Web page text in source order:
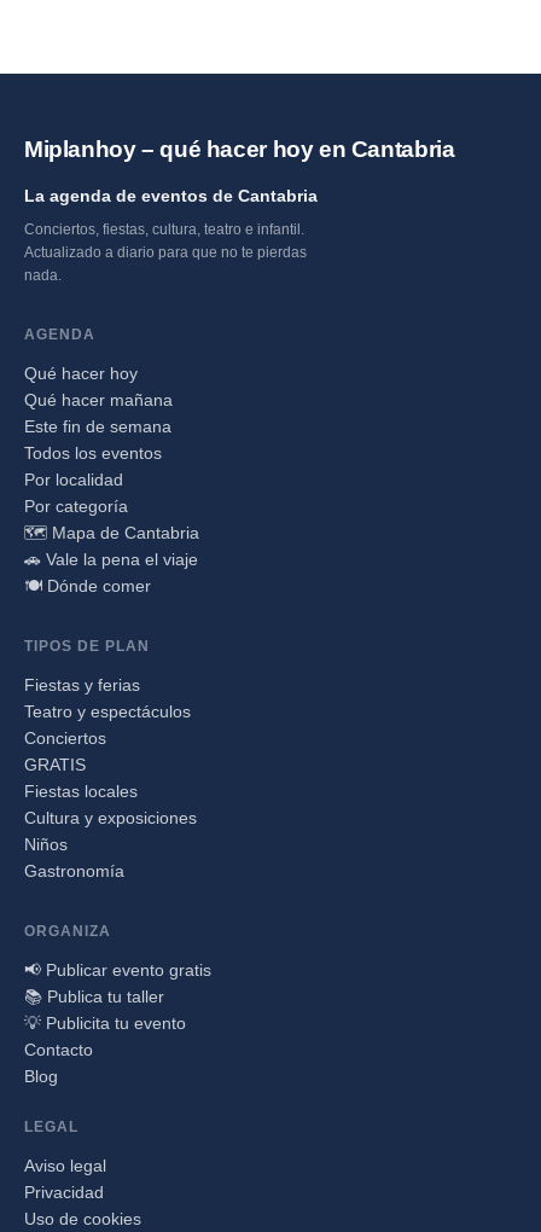
Miplanhoy – qué hacer hoy en Cantabria
La agenda de eventos de Cantabria
Conciertos, fiestas, cultura, teatro e infantil.
Actualizado a diario para que no te pierdas
nada.
AGENDA
Qué hacer hoy
Qué hacer mañana
Este fin de semana
Todos los eventos
Por localidad
Por categoría
🗺️ Mapa de Cantabria
🚗 Vale la pena el viaje
🍽️ Dónde comer
TIPOS DE PLAN
Fiestas y ferias
Teatro y espectáculos
Conciertos
GRATIS
Fiestas locales
Cultura y exposiciones
Niños
Gastronomía
ORGANIZA
📢 Publicar evento gratis
📚 Publica tu taller
💡 Publicita tu evento
Contacto
Blog
LEGAL
Aviso legal
Privacidad
Uso de cookies